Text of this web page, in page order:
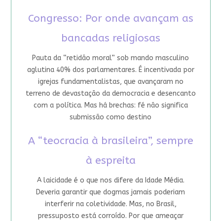
Congresso: Por onde avançam as
bancadas religiosas
Pauta da “retidão moral” sob mando masculino
aglutina 40% dos parlamentares. É incentivada por
igrejas fundamentalistas, que avançaram no
terreno de devastação da democracia e desencanto
com a política. Mas há brechas: fé não significa
submissão como destino
A “teocracia à brasileira”, sempre
à espreita
A laicidade é o que nos difere da Idade Média.
Deveria garantir que dogmas jamais poderiam
interferir na coletividade. Mas, no Brasil,
pressuposto está corroído. Por que ameaçar